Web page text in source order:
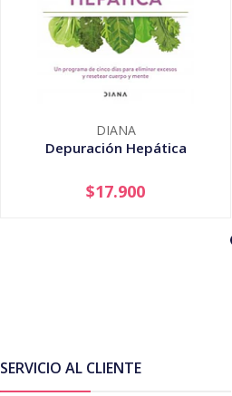
DIANA
Depuración Hepática
+
$17.900
SERVICIO AL CLIENTE